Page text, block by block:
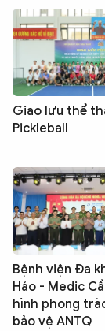
Giao lưu thể
Pickleball
Bệnh viện Đa
Hảo - Medic
hình phong
bảo vệ ANTQ